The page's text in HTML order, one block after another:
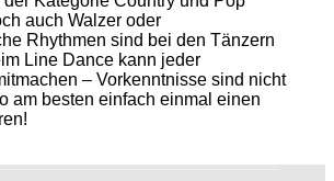
auch Walzer oder
Rhythmen sind bei den Tänzern
Line Dance kann jeder
– Vorkenntnisse sind nicht
am besten einfach einmal einen